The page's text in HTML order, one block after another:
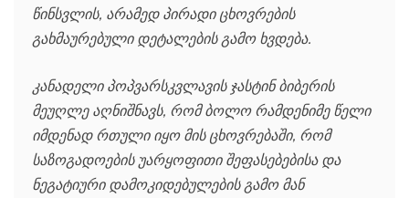
წინსვლის, არამედ პირადი ცხოვრების
გახმაურებული დეტალების გამო ხვდება.
კანადელი პოპვარსკვლავის ჯასტინ ბიბერის
მეუღლე აღნიშნავს, რომ ბოლო რამდენიმე წელი
იმდენად რთული იყო მის ცხოვრებაში, რომ
საზოგადოების უარყოფითი შეფასებებისა და
ნეგატიური დამოკიდებულების გამო მან